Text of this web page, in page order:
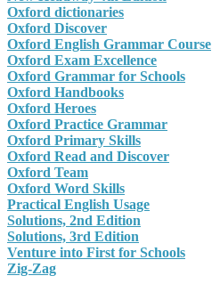
Oxford dictionaries
Oxford Discover
Oxford English Grammar Course
Oxford Exam Excellence
Oxford Grammar for Schools
Oxford Handbooks
Oxford Heroes
Oxford Practice Grammar
Oxford Primary Skills
Oxford Read and Discover
Oxford Team
Oxford Word Skills
Practical English Usage
Solutions, 2nd Edition
Solutions, 3rd Edition
Venture into First for Schools
Zig-Zag